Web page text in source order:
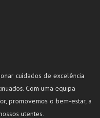
cuidados de excelência
Com uma equipa
promovemos o bem-estar, a
utentes.